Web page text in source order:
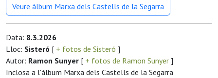
Veure àlbum Marxa dels Castells de la Segarra
Data: 8.3.2026
Lloc: Sisteró [ + fotos de Sisteró ]
Autor: Ramon Sunyer [ + fotos de Ramon Sunyer ]
Inclosa a l'àlbum Marxa dels Castells de la Segarra